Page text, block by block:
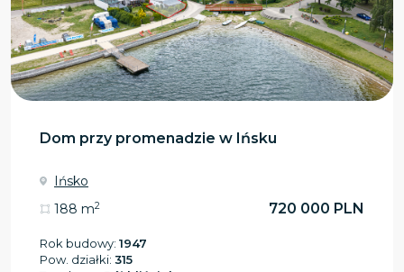
Dom przy promenadzie w Ińsku
Ińsko
188 m2 720 000 PLN
Rok budowy: 1947
Pow. działki: 315